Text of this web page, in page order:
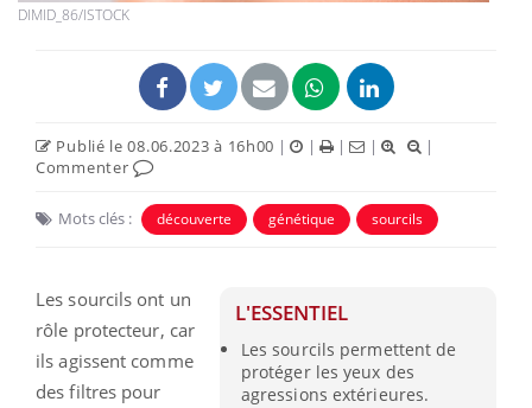
DIMID_86/ISTOCK
Publié le 08.06.2023 à 16h00 | | | |
|
Commenter
Mots clés : découverte génétique sourcils
L'ESSENTIEL
Les sourcils permettent de
protéger les yeux des
agressions extérieures.
Les sourcils ont un
rôle protecteur, car
ils agissent comme
des filtres pour